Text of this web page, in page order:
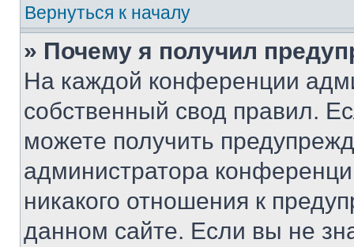
Вернуться к началу
» Почему я получил
На каждой конференции
собственный свод правил.
можете получить
администратора
никакого отношения к
данном сайте. Если вы не